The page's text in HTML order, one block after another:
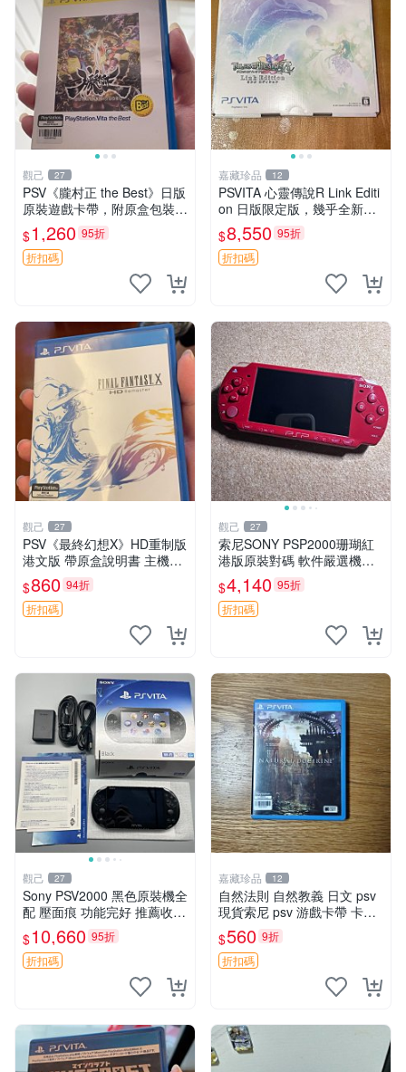
觀己 27
PSV《朧村正 the Best》日版
原裝遊戲卡帶，附原盒包裝，
狀態近新，盤面乾淨，支持P
SV主機即插即玩，日本語原
版，適合喜愛日系RPG玩家
$1,260 95折
折扣碼
嘉藏珍品 12
PSVITA 心靈傳說R Link Editi
on 日版限定版，幾乎全新，
配件齊全，原裝包裝盒，說明
書，底座，掛件，布袋，卡都
在，游戲光盤已拆封但保存
$8,550 95折
折扣碼
觀己 27
PSV《最終幻想X》HD重制版
港文版 帶原盒說明書 主機相
容 中文介面 現代典藏 RPG
游戲 公主病 日系角色扮演 收
藏佳品 古早RPG 游玩好選擇
$860 94折
折扣碼
觀己 27
索尼SONY PSP2000珊瑚紅
港版原裝對碼 軟件嚴選機器
升級鋼化玻璃 3913982 瑕疵
如圖 屏幕發黃 毛痕 PSP200
0 避免爭議 原裝升級
$4,140 95折
折扣碼
觀己 27
Sony PSV2000 黑色原裝機全
配 壓面痕 功能完好 推薦收藏
新品等同 電腦遊戲掌機 PSV2
000 黑 輕微刮痕 調試中 發行
版 掌上型電玩
$10,660 95折
折扣碼
嘉藏珍品 12
自然法則 自然教義 日文 psv
現貨索尼 psv 游戲卡帶 卡盒
無損 版本外版 功能正常讀卡
關于質量：為避免糾紛，鑒寶
專家，收藏家和較真黨自行繞
$560 9折
折扣碼